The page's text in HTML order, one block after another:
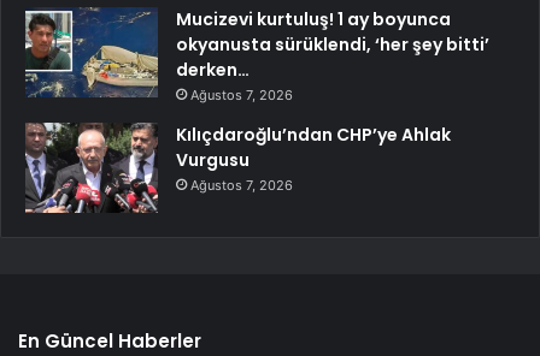
Mucizevi kurtuluş! 1 ay boyunca
okyanusta sürüklendi, ‘her şey bitti’
derken…
Ağustos 7, 2026
Kılıçdaroğlu’ndan CHP’ye Ahlak
Vurgusu
Ağustos 7, 2026
En Güncel Haberler